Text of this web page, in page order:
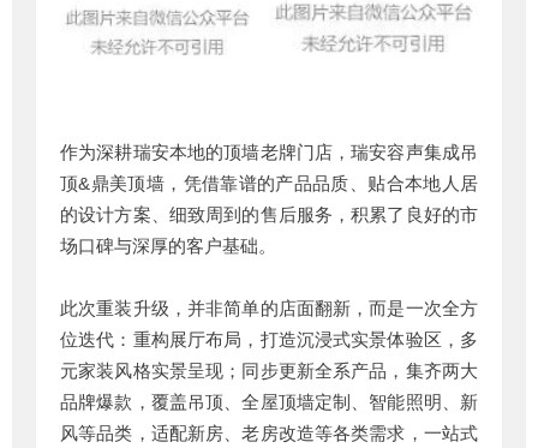
作为深耕瑞安本地的顶墙老牌门店，瑞安容声集成吊
顶&鼎美顶墙，凭借靠谱的产品品质、贴合本地人居
的设计方案、细致周到的售后服务，积累了良好的市
场口碑与深厚的客户基础。
此次重装升级，并非简单的店面翻新，而是一次全方
位迭代：重构展厅布局，打造沉浸式实景体验区，多
元家装风格实景呈现；同步更新全系产品，集齐两大
品牌爆款，覆盖吊顶、全屋顶墙定制、智能照明、新
风等品类，适配新房、老房改造等各类需求，一站式